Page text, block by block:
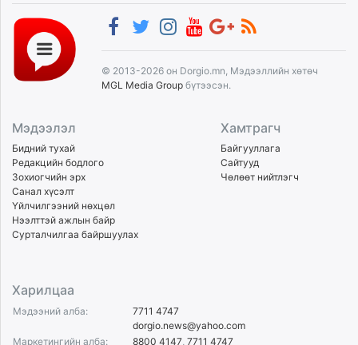
© 2013-2026 он Dorgio.mn, Мэдээллийн хөтөч
MGL Media Group бүтээсэн.
Мэдээлэл
Бидний тухай
Редакцийн бодлого
Зохиогчийн эрх
Санал хүсэлт
Үйлчилгээний нөхцөл
Нээлттэй ажлын байр
Сурталчилгаа байршуулах
Хамтрагч
Байгууллага
Сайтууд
Чөлөөт нийтлэгч
Харилцаа
Мэдээний алба:
7711 4747
dorgio.news@yahoo.com
Маркетингийн алба:
8800 4147, 7711 4747